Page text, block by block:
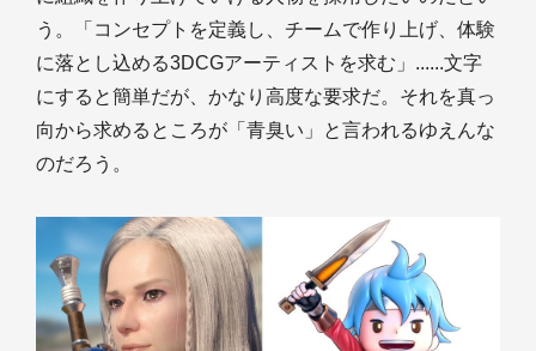
う。「コンセプトを定義し、チームで作り上げ、体験
に落とし込める3DCGアーティストを求む」......文字
にすると簡単だが、かなり高度な要求だ。それを真っ
向から求めるところが「青臭い」と言われるゆえんな
のだろう。